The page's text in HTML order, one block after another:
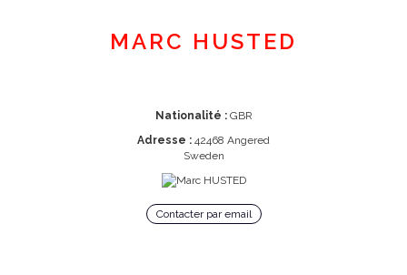
MARC HUSTED
Nationalité :GBR
Adresse : 42468 Angered
Sweden
Contacter par email